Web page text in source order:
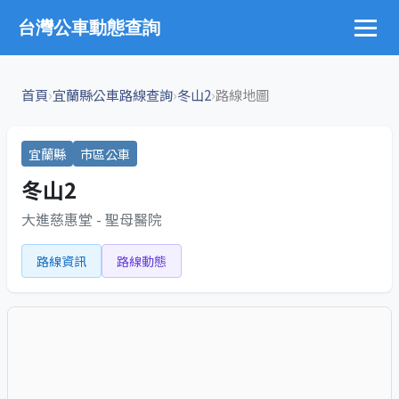
台灣公車動態查詢
首頁›宜蘭縣公車路線查詢›冬山2›路線地圖
宜蘭縣 市區公車
冬山2
大進慈惠堂 - 聖母醫院
路線資訊 路線動態